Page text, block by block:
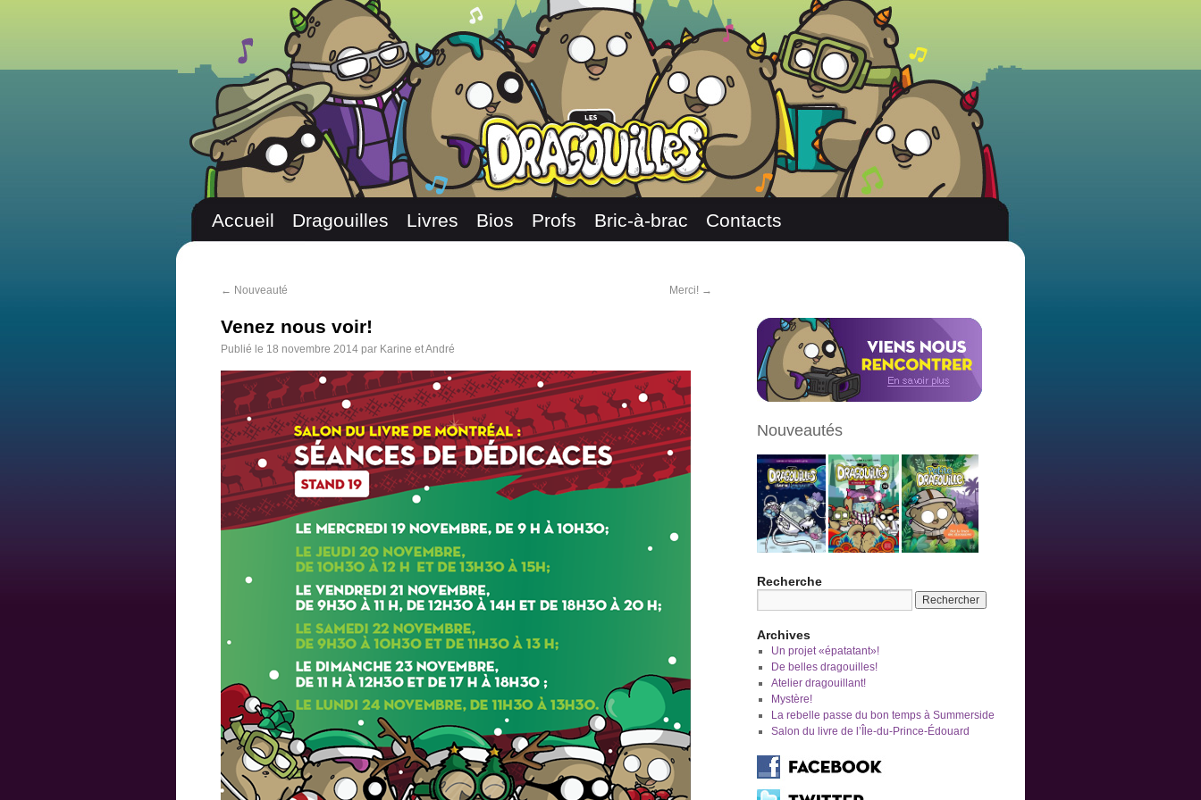
Accueil Dragouilles Livres Bios Profs Bric-à-brac Contacts
← Nouveauté Merci! →
Venez nous voir!
Publié le 18 novembre 2014 par Karine et André
Nouveautés
Recherche
Archives
Un projet «épatatant»!
De belles dragouilles!
Atelier dragouillant!
Mystère!
La rebelle passe du bon temps à Summerside
Salon du livre de l’Île-du-Prince-Édouard